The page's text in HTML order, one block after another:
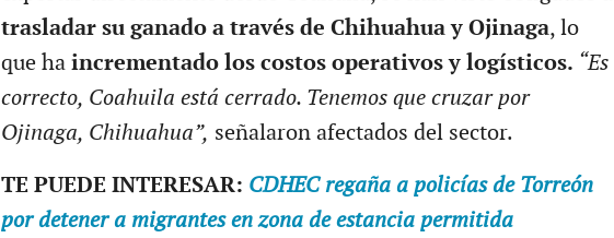
trasladar su ganado a través de Chihuahua y Ojinaga, lo
que ha incrementado los costos operativos y logísticos. “Es
correcto, Coahuila está cerrado. Tenemos que cruzar por
Ojinaga, Chihuahua”, señalaron afectados del sector.
TE PUEDE INTERESAR: CDHEC regaña a policías de Torreón
por detener a migrantes en zona de estancia permitida